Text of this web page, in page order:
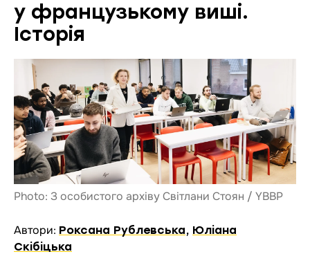
у французькому виші.
Історія
Photo: З особистого архіву Світлани Стоян / YBBP
Автори: Роксана Рублевська, Юліана
Скібіцька